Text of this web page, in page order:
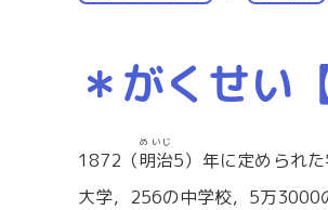
＊がくせい
1872（明治
めいじ
5）年に定められ
大学，256の中学校，5万3000